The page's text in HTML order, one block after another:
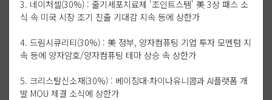
3. 네이처셀(30%) : 줄기세포치료제 '조인트스템' 美 3상 패스 소
식 속 미국 시장 조기 진출 기대감 지속 등에 상한가
4. 드림시큐리티(30%) : 美 정부, 양자컴퓨팅 기업 투자 모멘텀 지
속 등에 양자암호/양자컴퓨팅 테마 상승 속 상한가
5. 크리스탈신소재(30%) : 베이징대·차이나유니콤과 AI플랫폼 개
발 MOU 체결 소식에 상한가